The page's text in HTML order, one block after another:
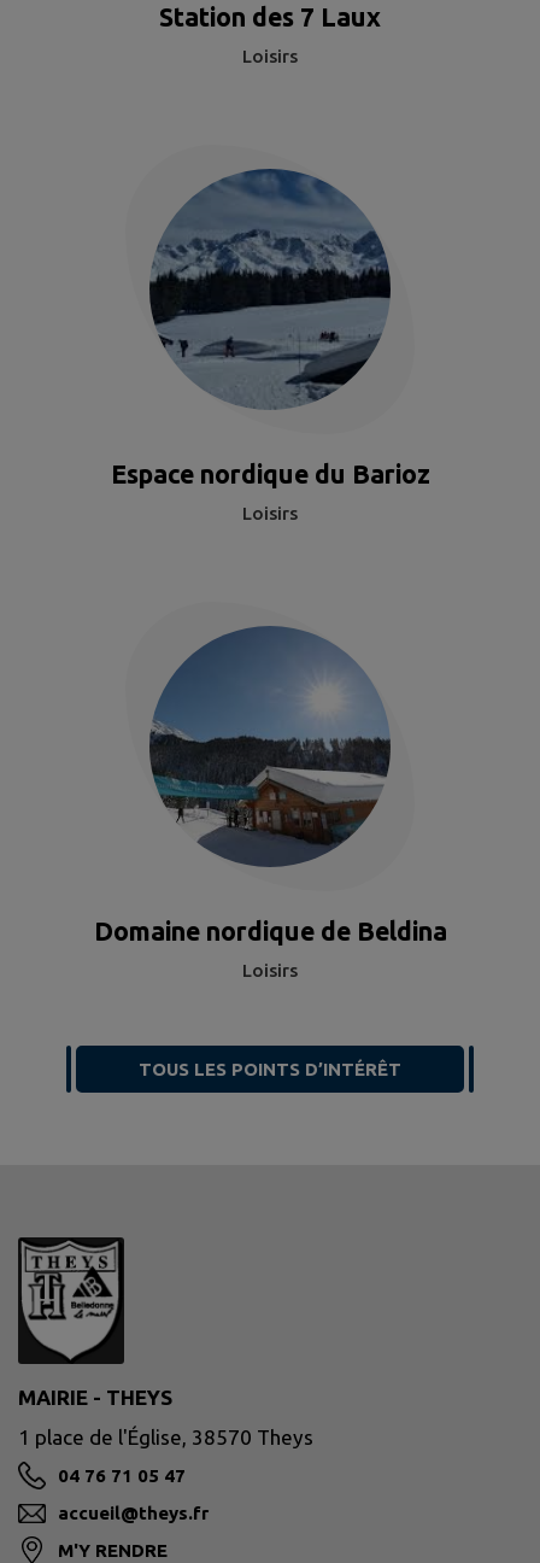
Station des 7 Laux
Loisirs
Espace nordique du Barioz
Loisirs
Domaine nordique de Beldina
Loisirs
TOUS LES POINTS D’INTÉRÊT
MAIRIE - THEYS
1 place de l'Église, 38570 Theys
04 76 71 05 47
accueil@theys.fr
M'Y RENDRE